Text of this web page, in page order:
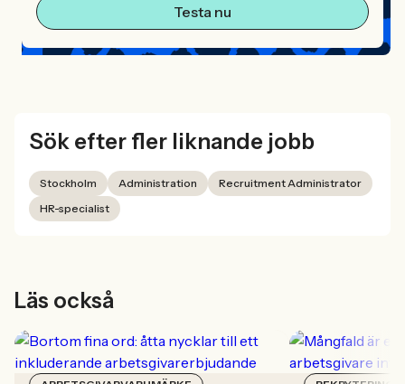
Testa nu
Sök efter fler liknande jobb
Stockholm Administration
Recruitment Administrator
HR-specialist
Läs också